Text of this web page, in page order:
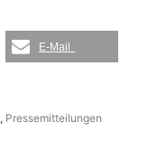
E-Mail
, Pressemitteilungen